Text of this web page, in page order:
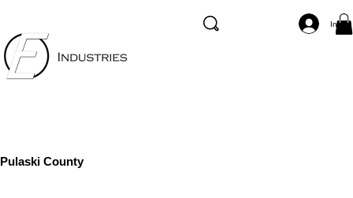
Pulaski County